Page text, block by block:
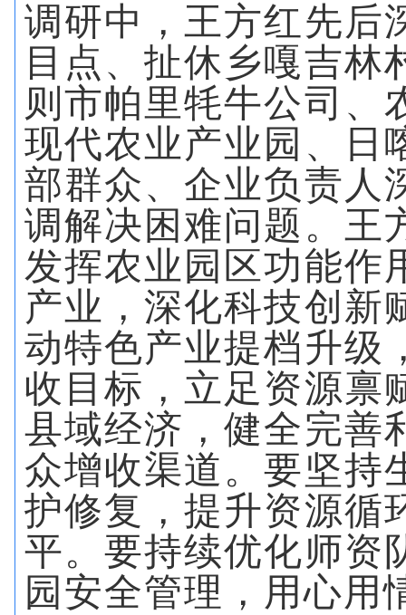
调研中，王方红先后
目点、扯休乡嘎吉林
则市帕里牦牛公司、
现代农业产业园、日
部群众、企业负责人
调解决困难问题。王
发挥农业园区功能作
产业，深化科技创新
动特色产业提档升级
收目标，立足资源禀
县域经济，健全完善
众增收渠道。要坚持
护修复，提升资源循
平。要持续优化师资
园安全管理，用心用